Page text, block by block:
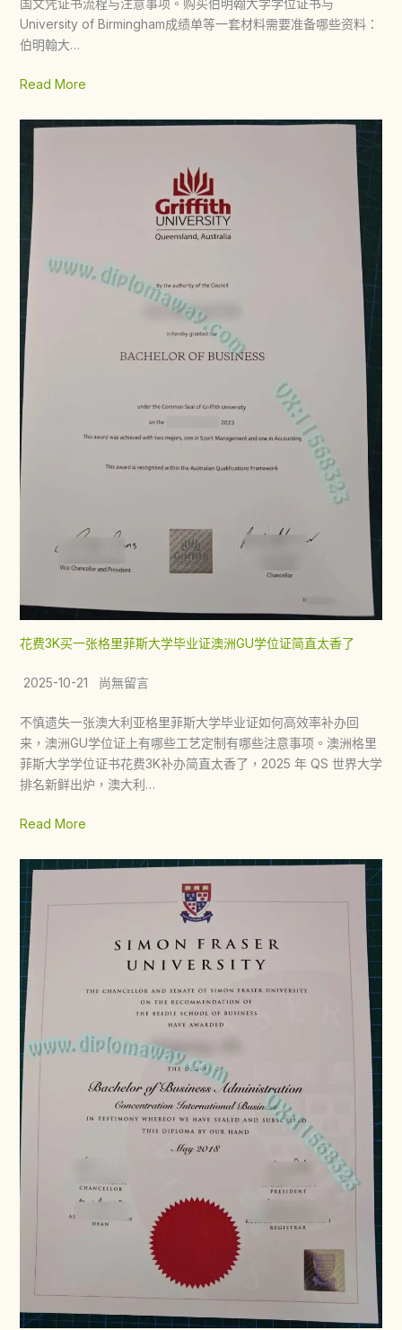
University of Birmingham成绩单等一套材料需要准备哪些资料：
伯明翰大…
Read More
花费3K买一张格里菲斯大学毕业证澳洲GU学位证简直太香了
2025-10-21 尚無留言
不慎遗失一张澳大利亚格里菲斯大学毕业证如何高效率补办回
来，澳洲GU学位证上有哪些工艺定制有哪些注意事项。澳洲格里
菲斯大学学位证书花费3K补办简直太香了，2025 年 QS 世界大学
排名新鲜出炉，澳大利…
Read More